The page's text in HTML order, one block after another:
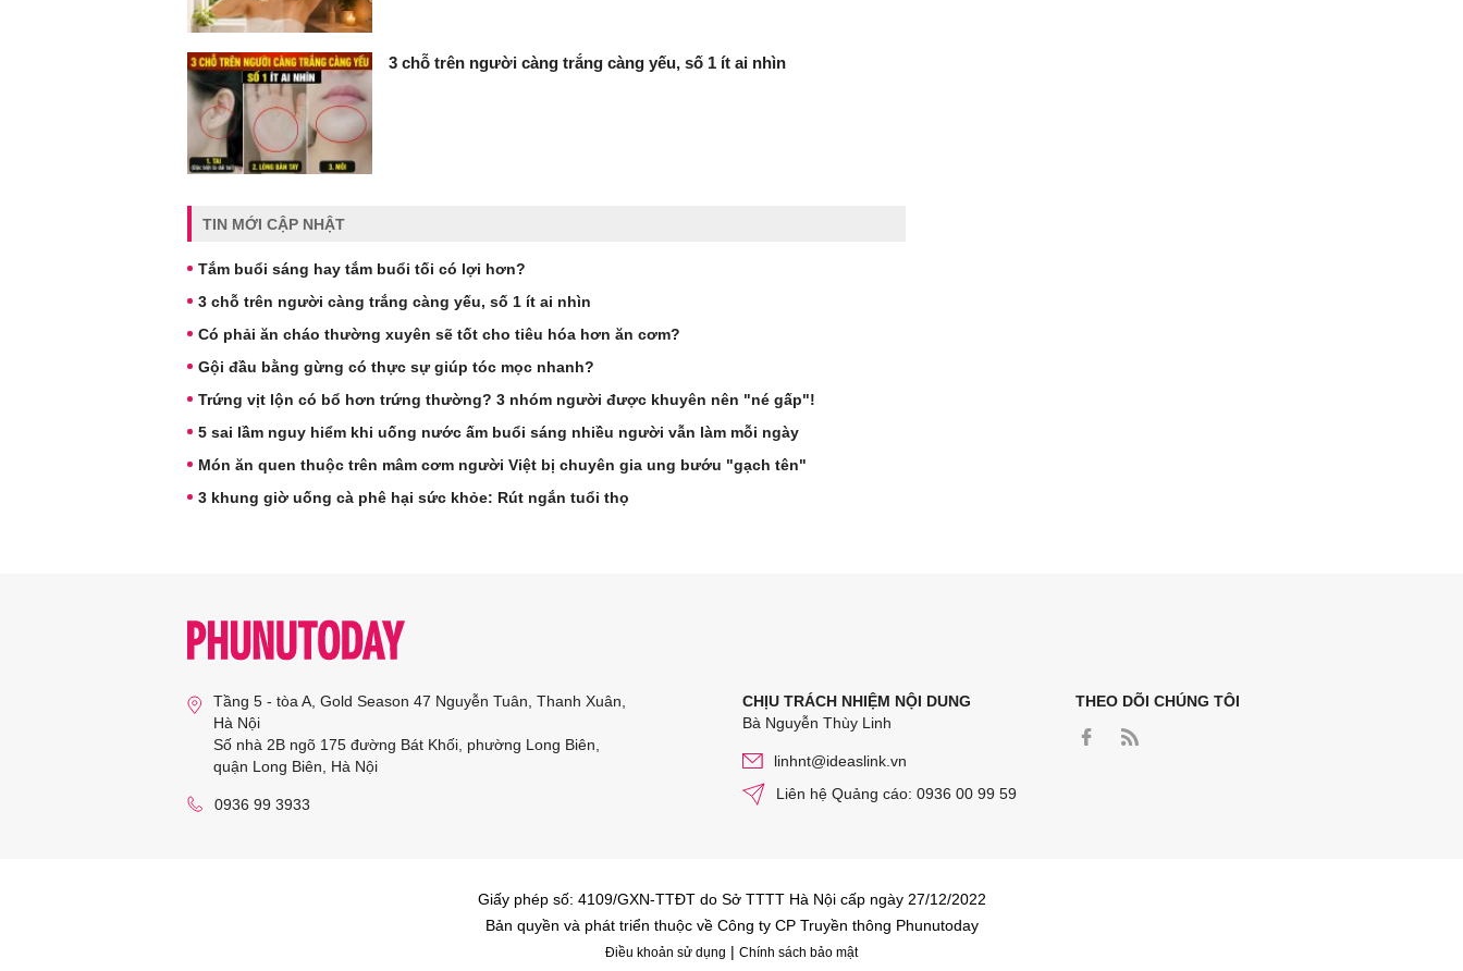
3 chỗ trên người càng trắng càng yếu, số 1 ít ai nhìn
TIN MỚI CẬP NHẬT
Tắm buổi sáng hay tắm buổi tối có lợi hơn?
3 chỗ trên người càng trắng càng yếu, số 1 ít ai nhìn
Có phải ăn cháo thường xuyên sẽ tốt cho tiêu hóa hơn ăn cơm?
Gội đầu bằng gừng có thực sự giúp tóc mọc nhanh?
Trứng vịt lộn có bổ hơn trứng thường? 3 nhóm người được khuyên nên "né gấp"!
5 sai lầm nguy hiểm khi uống nước ấm buổi sáng nhiều người vẫn làm mỗi ngày
Món ăn quen thuộc trên mâm cơm người Việt bị chuyên gia ung bướu "gạch tên"
3 khung giờ uống cà phê hại sức khỏe: Rút ngắn tuổi thọ
Tầng 5 - tòa A, Gold Season 47 Nguyễn Tuân, Thanh Xuân,
Hà Nội
Số nhà 2B ngõ 175 đường Bát Khối, phường Long Biên,
quận Long Biên, Hà Nội
0936 99 3933
CHỊU TRÁCH NHIỆM NỘI DUNG
Bà Nguyễn Thùy Linh
linhnt@ideaslink.vn
Liên hệ Quảng cáo: 0936 00 99 59
THEO DÕI CHÚNG TÔI
Giấy phép số: 4109/GXN-TTĐT do Sở TTTT Hà Nội cấp ngày 27/12/2022
Bản quyền và phát triển thuộc về Công ty CP Truyền thông Phunutoday
Điều khoản sử dụng | Chính sách bảo mật